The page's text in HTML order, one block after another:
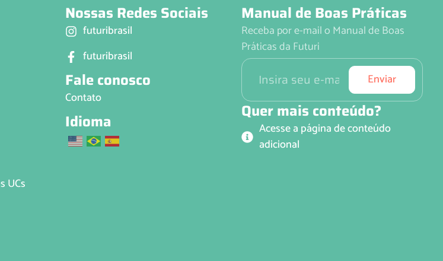
UCs
Nossas Redes Sociais
futuribrasil
futuribrasil
Fale conosco
Contato
Idioma
Manual de Boas Práticas
Receba por e-mail o Manual de Boas
Práticas da Futuri
Enviar
Quer mais conteúdo?
Acesse a página de conteúdo
adicional